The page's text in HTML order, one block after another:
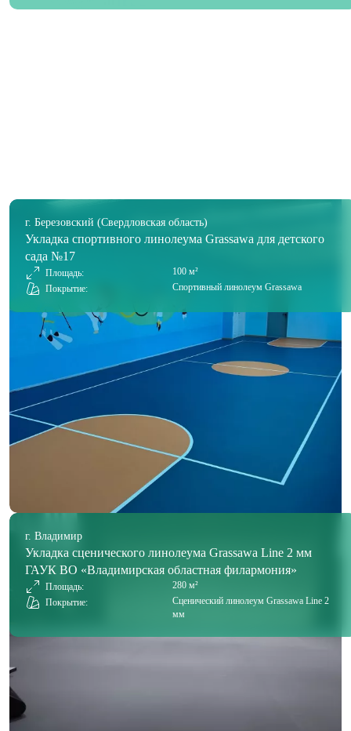
г. Березовский (Свердловская область)
Укладка спортивного линолеума Grassawa для детского
сада №17
Площадь:
100 м²
Покрытие:
Спортивный линолеум Grassawa
г. Владимир
Укладка сценического линолеума Grassawa Line 2 мм
ГАУК ВО «Владимирская областная филармония»
Площадь:
280 м²
Покрытие:
Сценический линолеум Grassawa Line 2
мм